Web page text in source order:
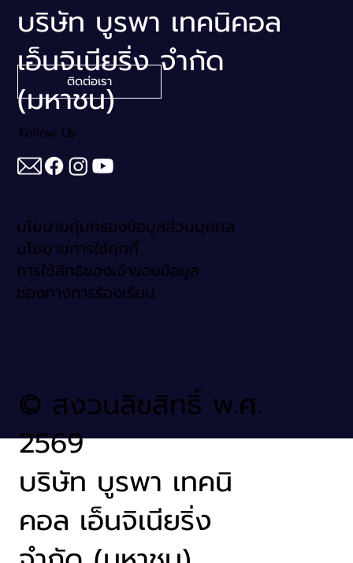
บริษัท บูรพา เทคนิคอล
เอ็นจิเนียริ่ง จำกัด
(มหาชน)
ติดต่อเรา
Follow Us
นโยบายคุ้มครองข้อมูลส่วนบุคคล
นโยบายการใช้คุกกี้
การใช้สิทธิของเจ้าของข้อมูล
ช่องทางการร้องเรียน
© สงวนลิขสิทธิ์ พ.ศ.
2569
บริษัท บูรพา เทคนิ
คอล เอ็นจิเนียริ่ง